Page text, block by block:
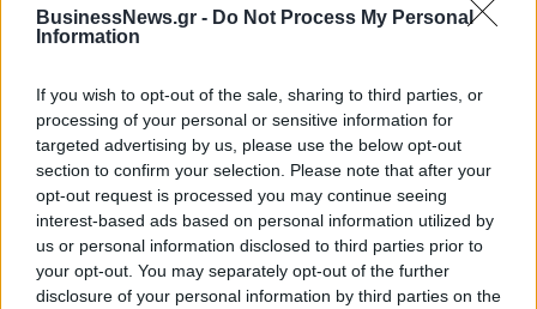
BusinessNews.gr - Do Not Process My Personal
Information
If you wish to opt-out of the sale, sharing to third parties, or
processing of your personal or sensitive information for
targeted advertising by us, please use the below opt-out
section to confirm your selection. Please note that after your
opt-out request is processed you may continue seeing
interest-based ads based on personal information utilized by
us or personal information disclosed to third parties prior to
your opt-out. You may separately opt-out of the further
disclosure of your personal information by third parties on the
Ουκρανία: Με Μίχαϊλιουκ και
Πάρκερ: «Όνειρό μου να
ανάρτηση που έκανε
HELLENiQ ENERGY: Κέρδη 393 εκατ. ευρώ στο α' εξάμηνο – Στα 734
εκατ. ευρώ τα EBITDA